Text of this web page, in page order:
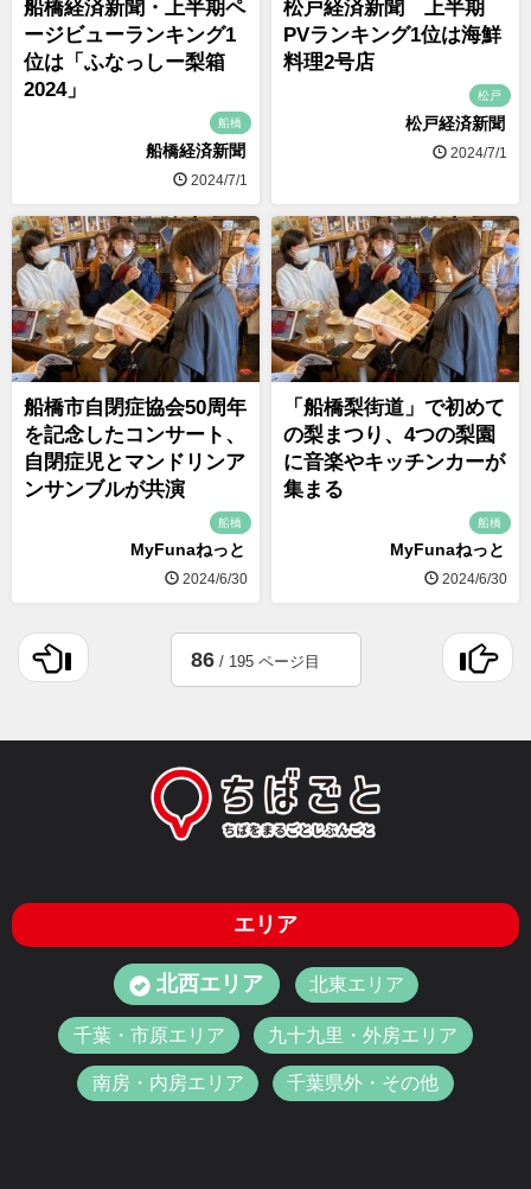
船橋経済新聞・上半期ペ
ージビューランキング1
位は「ふなっしー梨箱
2024」
船橋
船橋経済新聞
2024/7/1
松戸経済新聞 上半期
PVランキング1位は海鮮
料理2号店
松戸
松戸経済新聞
2024/7/1
船橋市自閉症協会50周年
を記念したコンサート、
自閉症児とマンドリンア
ンサンブルが共演
船橋
MyFunaねっと
2024/6/30
「船橋梨街道」で初めて
の梨まつり、4つの梨園
に音楽やキッチンカーが
集まる
船橋
MyFunaねっと
2024/6/30
86/ 195 ページ目
エリア
北西エリア 北東エリア
千葉・市原エリア 九十九里・外房エリア
南房・内房エリア 千葉県外・その他